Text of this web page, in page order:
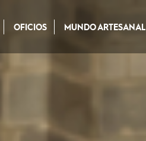
OFICIOS MUNDO ARTESANAL